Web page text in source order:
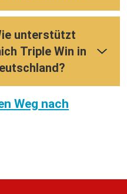
unterstützt
Triple Win in
Weg nach